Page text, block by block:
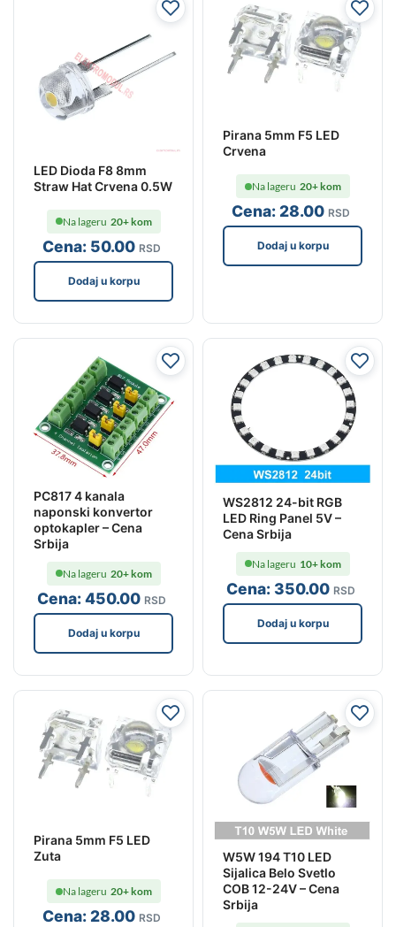
LED Dioda F8 8mm
Straw Hat Crvena 0.5W
Cena: 50.00 RSD
Na lageru 20+ kom
Dodaj u korpu
Pirana 5mm F5 LED
Crvena
Cena: 28.00 RSD
Na lageru 20+ kom
Dodaj u korpu
PC817 4 kanala
naponski konvertor
optokapler – Cena
Srbija
Cena:450.00 RSD
Na lageru 20+ kom
Dodaj u korpu
WS2812 24-bit RGB
LED Ring Panel 5V –
Cena Srbija
Cena:350.00 RSD
Na lageru 10+ kom
Dodaj u korpu
Pirana 5mm F5 LED
Zuta
Cena: 28.00 RSD
Na lageru 20+ kom
W5W 194 T10 LED
Sijalica Belo Svetlo
COB 12-24V – Cena
Srbija